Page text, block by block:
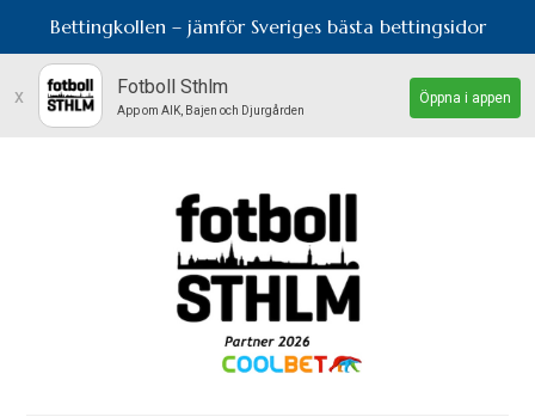
Bettingkollen – jämför Sveriges bästa bettingsidor
x Fotboll Sthlm
App om AIK, Bajen och Djurgården
Öppna i appen